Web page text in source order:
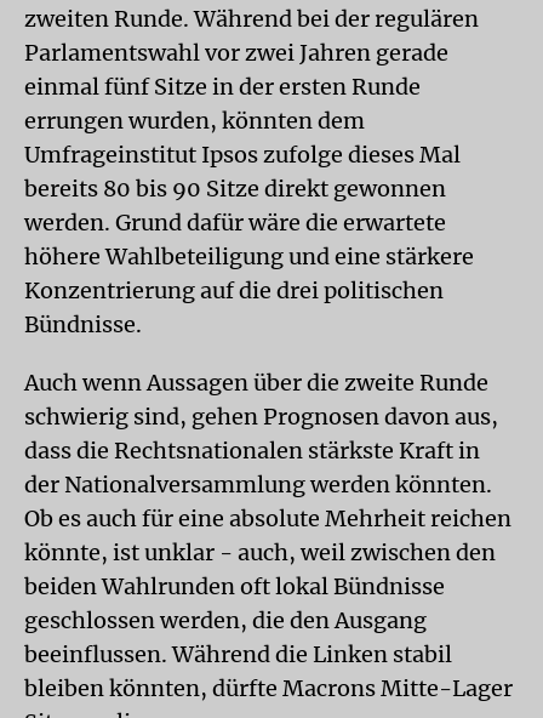
zweiten Runde. Während bei der regulären
Parlamentswahl vor zwei Jahren gerade
einmal fünf Sitze in der ersten Runde
errungen wurden, könnten dem
Umfrageinstitut Ipsos zufolge dieses Mal
bereits 80 bis 90 Sitze direkt gewonnen
werden. Grund dafür wäre die erwartete
höhere Wahlbeteiligung und eine stärkere
Konzentrierung auf die drei politischen
Bündnisse.
Auch wenn Aussagen über die zweite Runde
schwierig sind, gehen Prognosen davon aus,
dass die Rechtsnationalen stärkste Kraft in
der Nationalversammlung werden könnten.
Ob es auch für eine absolute Mehrheit reichen
könnte, ist unklar - auch, weil zwischen den
beiden Wahlrunden oft lokal Bündnisse
geschlossen werden, die den Ausgang
beeinflussen. Während die Linken stabil
bleiben könnten, dürfte Macrons Mitte-Lager